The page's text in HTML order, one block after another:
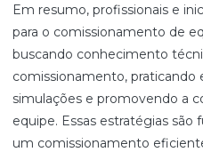
Em resumo, profissionais e
para o comissionamento de
buscando conhecimento
comissionamento, praticando
simulações e promovendo a
equipe. Essas estratégias são
um comissionamento